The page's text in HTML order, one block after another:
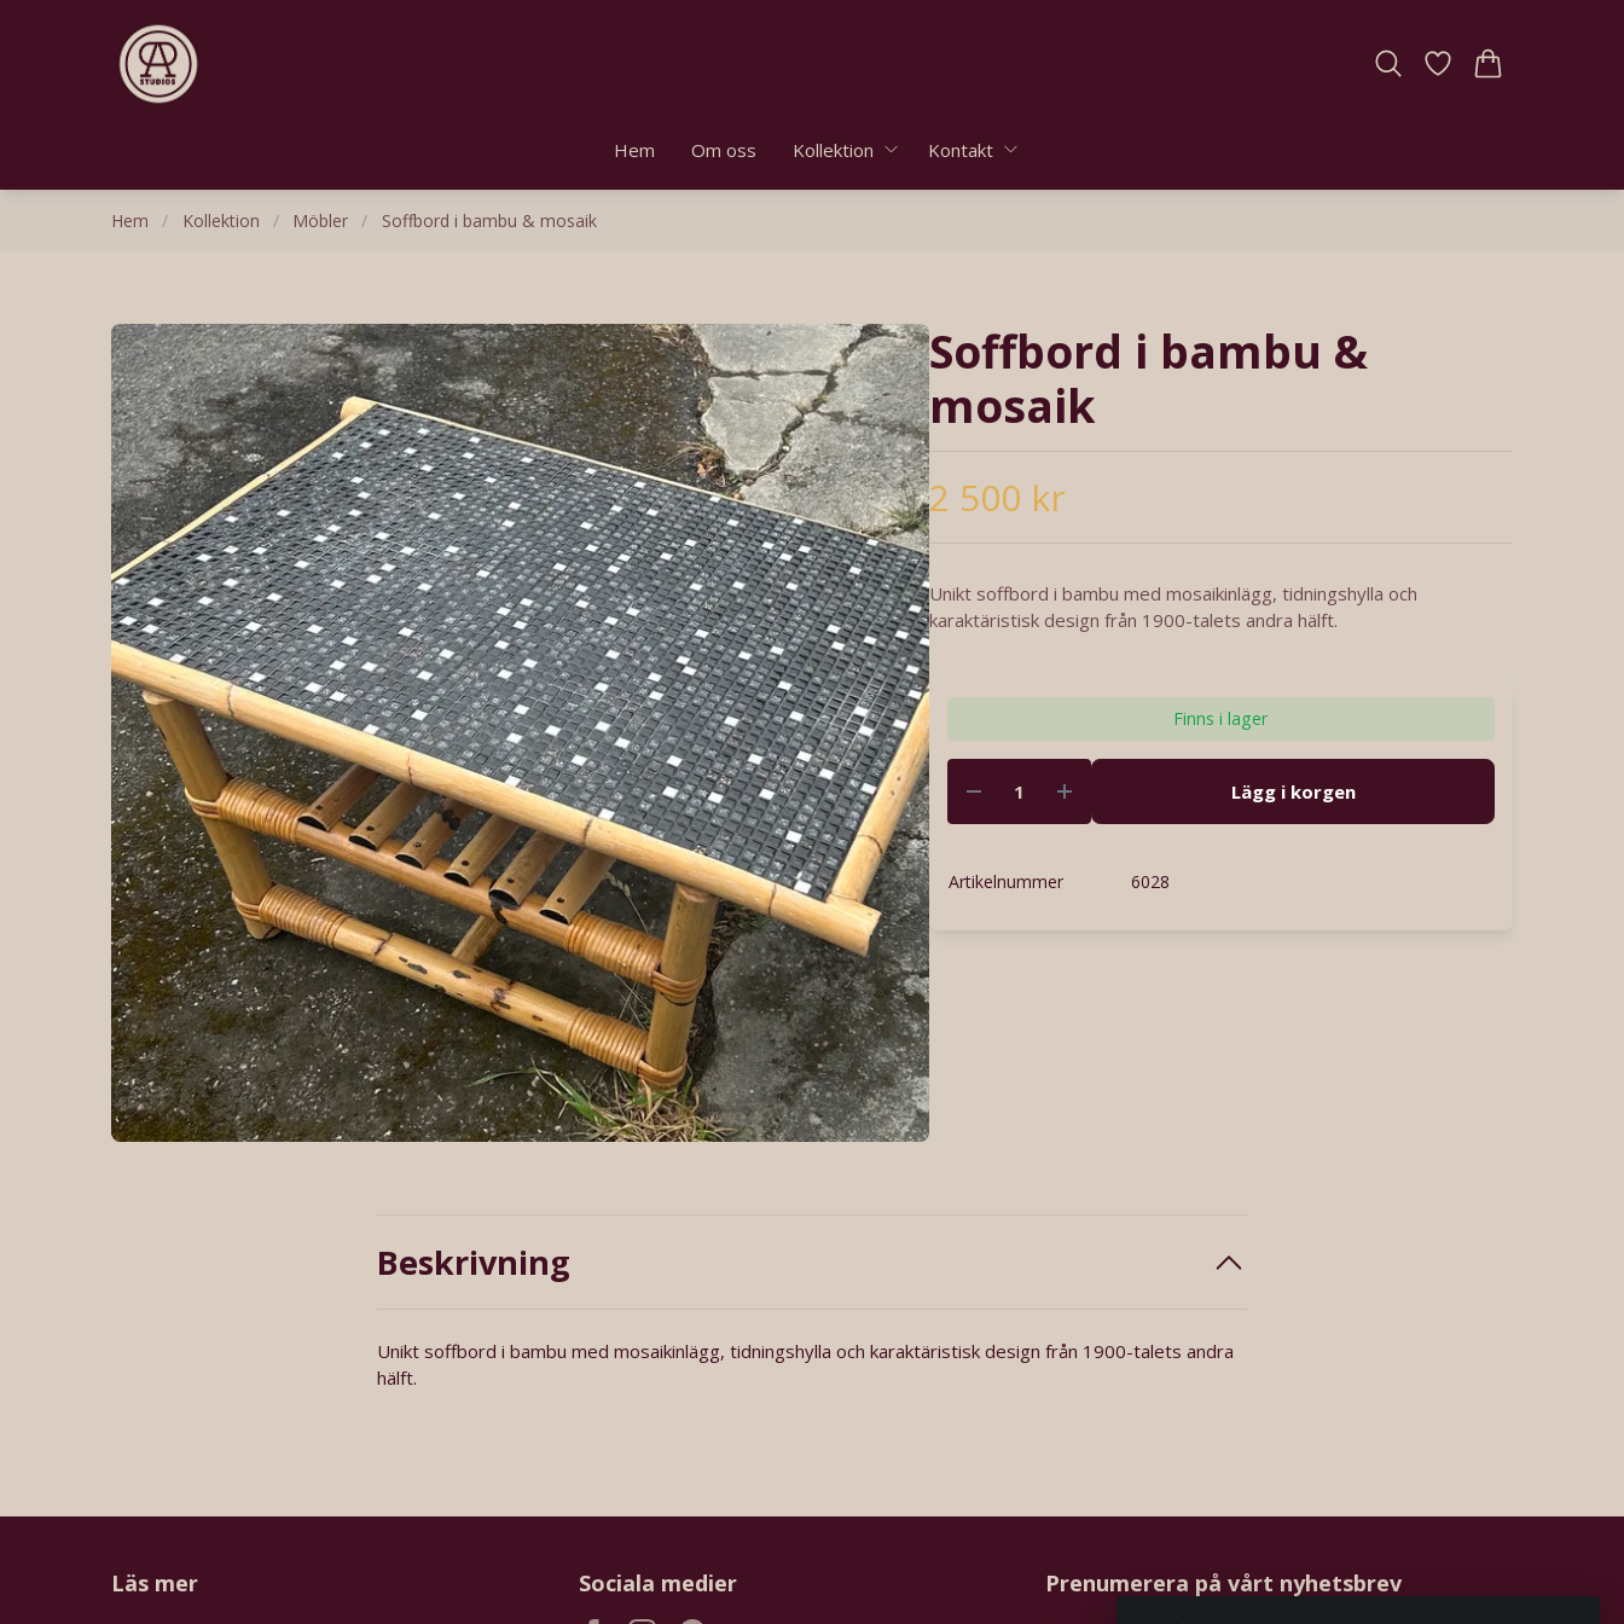
Hem Om oss Kollektion Kontakt
Hem / Kollektion / Möbler / Soffbord i bambu & mosaik
Soffbord i bambu &
mosaik
2 500 kr
Unikt soffbord i bambu med mosaikinlägg, tidningshylla och
karaktäristisk design från 1900-talets andra hälft.
Finns i lager
Lägg i korgen
Artikelnummer 6028
Beskrivning
Unikt soffbord i bambu med mosaikinlägg, tidningshylla och karaktäristisk design från 1900-talets andra
hälft.
Läs mer Sociala medier Prenumerera på vårt nyhetsbrev